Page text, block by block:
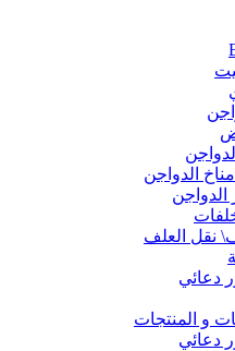
الدواجن
الدواجن
نقل العلف
دعائي
و المنتجات
دعائي